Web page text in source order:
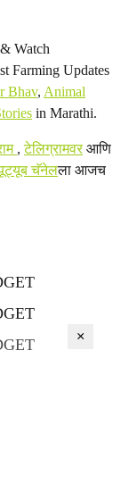
& Watch
Farming Updates
Bhav, Animal
in Marathi.
,टेलिग्रामवरआणि
चॅनेलला आजच
×